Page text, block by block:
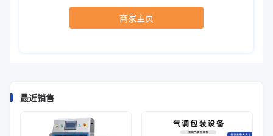
商家主页
最近销售